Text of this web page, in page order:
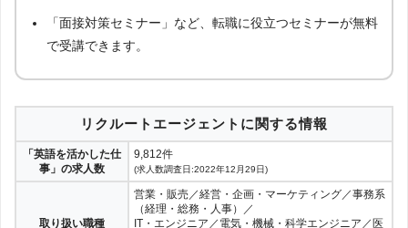
「面接対策セミナー」など、転職に役立つセミナーが無料
で受講できます。
リクルートエージェントに関する情報
「英語を活かした仕
事」の求人数
9,812件
(求人数調査日:2022年12月29日)
取り扱い職種
営業・販売／経営・企画・マーケティング／事務系
（経理・総務・人事）／
IT・エンジニア／電気・機械・科学エンジニア／医